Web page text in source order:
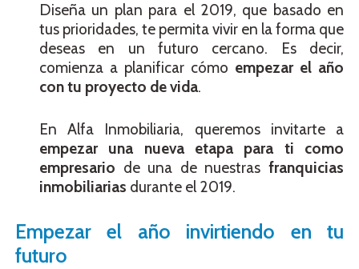
Diseña un plan para el 2019, que basado en
tus prioridades, te permita vivir en la forma que
deseas en un futuro cercano. Es decir,
comienza a planificar cómo empezar el año
con tu proyecto de vida.
En Alfa Inmobiliaria, queremos invitarte a
empezar una nueva etapa para ti como
empresario de una de nuestras franquicias
inmobiliarias durante el 2019.
Empezar el año invirtiendo en tu
futuro